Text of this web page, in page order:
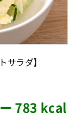
サラダ】
783 kcal